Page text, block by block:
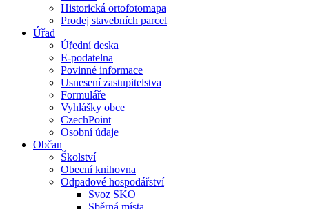
Historická ortofotomapa
Prodej stavebních parcel
Úřad
Úřední deska
E-podatelna
Povinné informace
Usnesení zastupitelstva
Formuláře
Vyhlášky obce
CzechPoint
Osobní údaje
Občan
Školství
Obecní knihovna
Odpadové hospodářství
Svoz SKO
Sběrná místa